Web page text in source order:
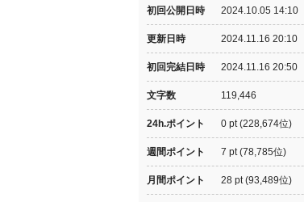
初回公開日時 2024.10.05 14:10
更新日時 2024.11.16 20:10
初回完結日時 2024.11.16 20:50
文字数 119,446
24h.ポイント 0 pt (228,674位)
週間ポイント 7 pt (78,785位)
月間ポイント 28 pt (93,489位)